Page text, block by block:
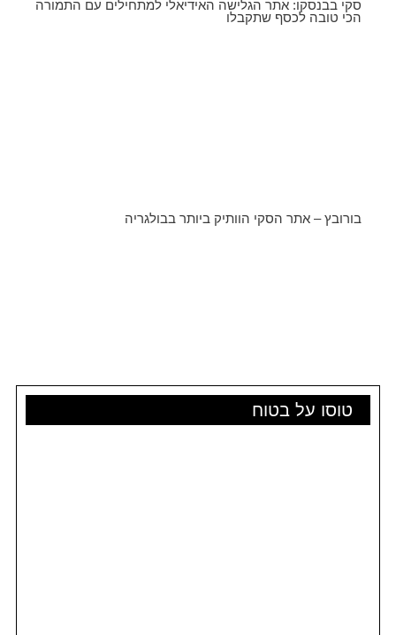
טוסו על בטוח
סקי בבנסקו: אתר הגלישה האידיאלי למתחילים עם התמורה
הכי טובה לכסף שתקבלו
בורובץ – אתר הסקי הוותיק ביותר בבולגריה